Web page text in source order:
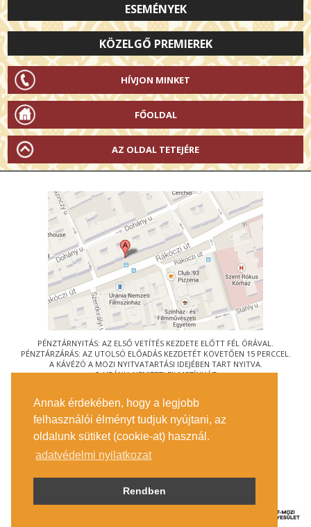
Annak érdekében, hogy a legjobb
felhasználói élményt tudjuk nyújtani, az
oldalunk sütiket (cookie-at) használ.
adatvédelmi nyilatkozat
Rendben
ESEMÉNYEK
KÖZELGŐ PREMIEREK
HÍVJON MINKET
FŐOLDAL
AZ OLDAL TETEJÉRE
PÉNZTÁRNYITÁS: AZ ELSŐ VETÍTÉS KEZDETE ELŐTT FÉL ÓRÁVAL.
PÉNZTÁRZÁRÁS: AZ UTOLSÓ ELŐADÁS KEZDETÉT KÖVETŐEN 15 PERCCEL.
A KÁVÉZÓ A MOZI NYITVATARTÁSI IDEJÉBEN TART NYITVA.
© URÁNIA NEMZETI FILMSZÍNHÁZ
1088 BUDAPEST, RÁKÓCZI ÚT 21.
MEGKÖZELÍTÉS
JEGYINFORMÁCIÓ
ÍRJON NEKÜNK!
KÖZÉRDEKŰ ADATOK